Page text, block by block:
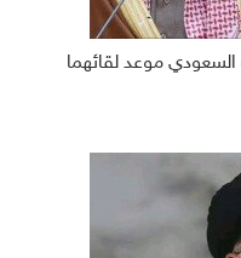
السعودي موعد لقائهما